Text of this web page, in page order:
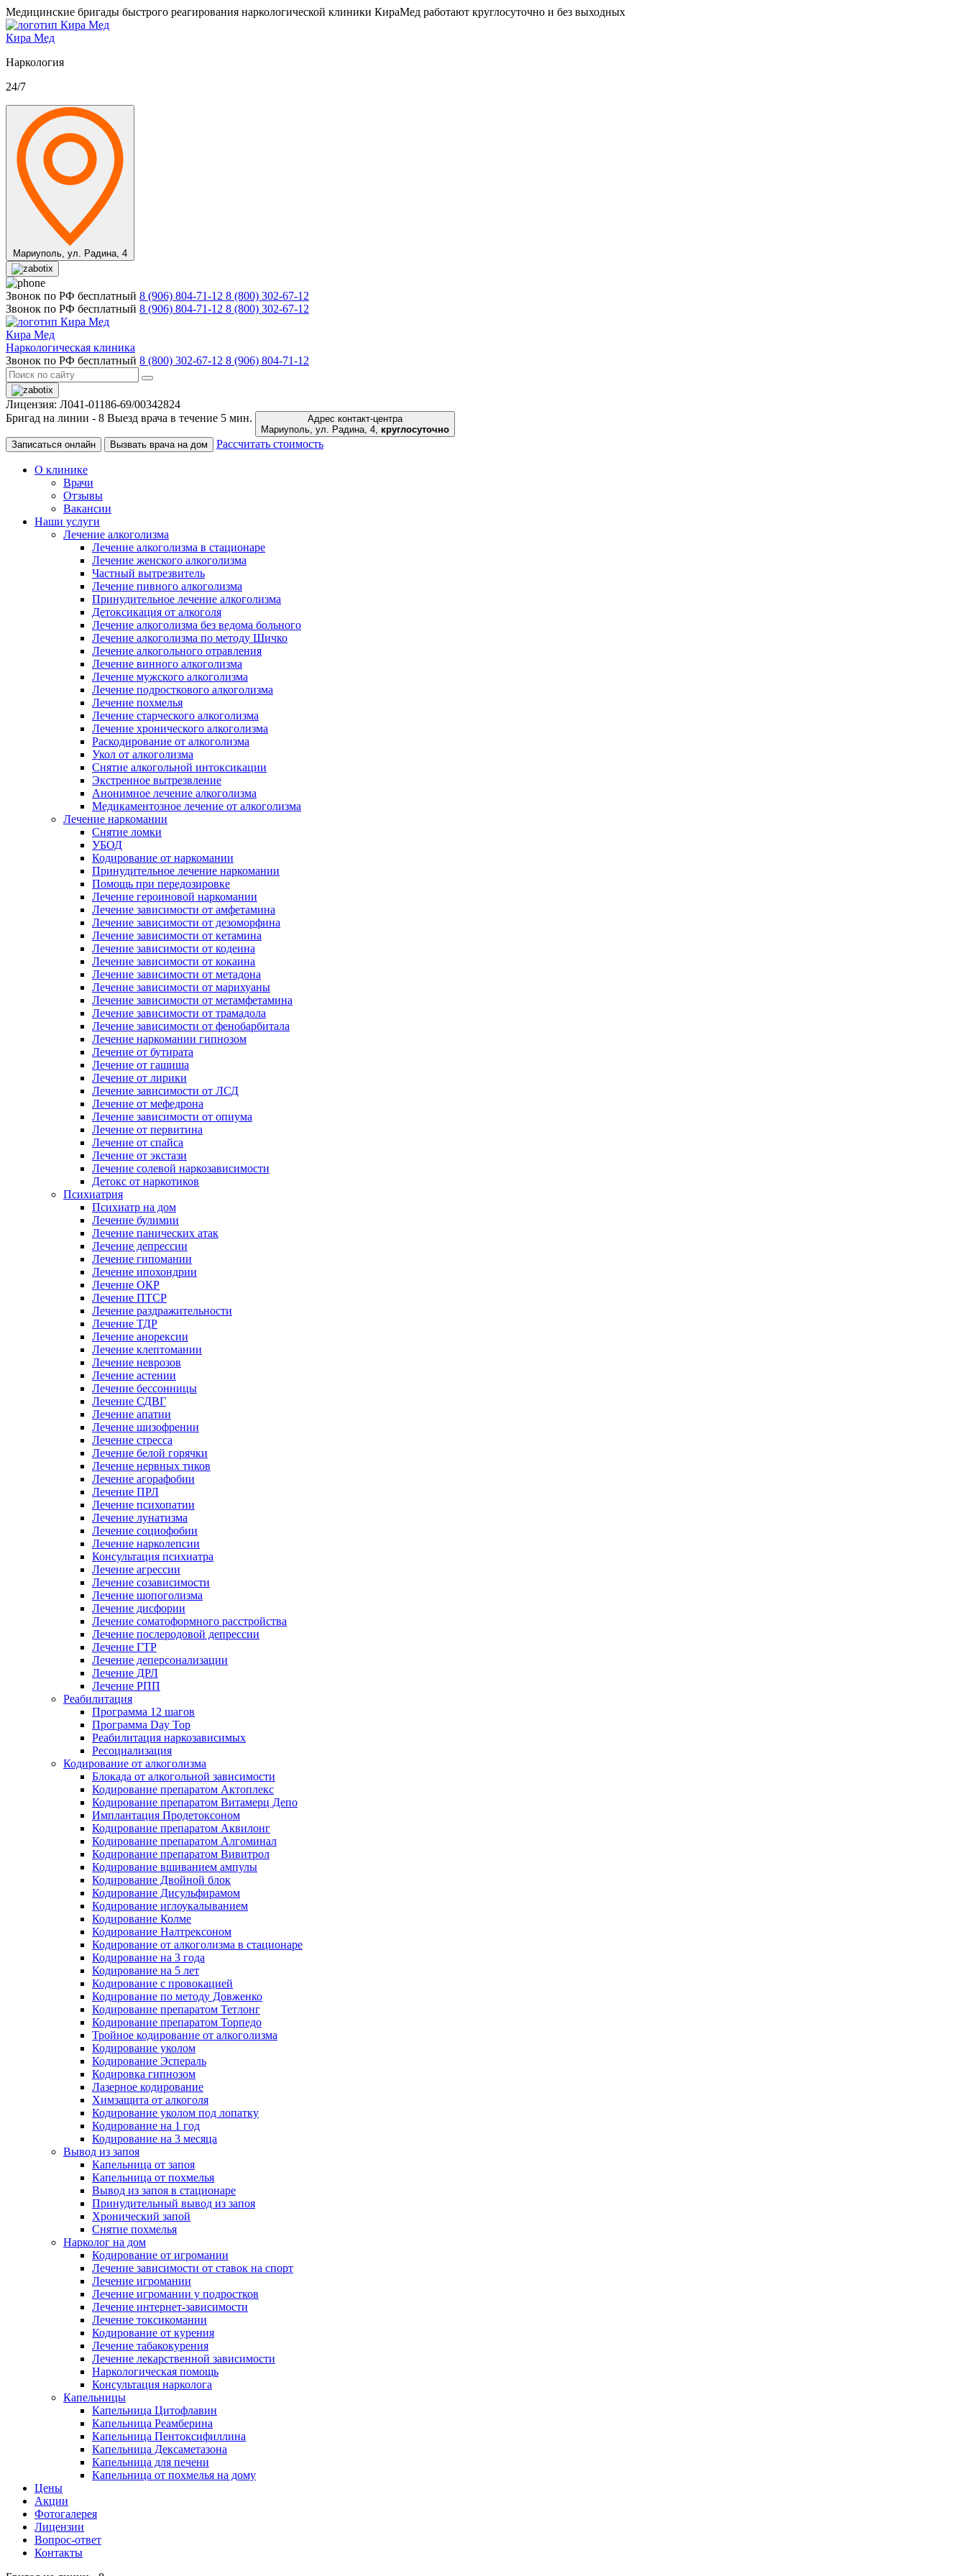
Медицинские бригады быстрого реагирования наркологической клиники КираМед работают круглосуточно и без выходных
Кира Мед
Наркология
24/7
Мариуполь, ул. Радина, 4
Звонок по РФ бесплатный 8 (906) 804-71-12 8 (800) 302-67-12
Звонок по РФ бесплатный 8 (906) 804-71-12 8 (800) 302-67-12
Кира Мед
Наркологическая клиника
Звонок по РФ бесплатный 8 (800) 302-67-12 8 (906) 804-71-12
Лицензия: Л041-01186-69/00342824
Бригад на линии - 8 Выезд врача в течение 5 мин.
Адрес контакт-центра
Мариуполь, ул. Радина, 4, круглосуточно
Записаться онлайн
Вызвать врача на дом Рассчитать стоимость
О клинике
Врачи
Отзывы
Вакансии
Наши услуги
Лечение алкоголизма
Лечение алкоголизма в стационаре
Лечение женского алкоголизма
Частный вытрезвитель
Лечение пивного алкоголизма
Принудительное лечение алкоголизма
Детоксикация от алкоголя
Лечение алкоголизма без ведома больного
Лечение алкоголизма по методу Шичко
Лечение алкогольного отравления
Лечение винного алкоголизма
Лечение мужского алкоголизма
Лечение подросткового алкоголизма
Лечение похмелья
Лечение старческого алкоголизма
Лечение хронического алкоголизма
Раскодирование от алкоголизма
Укол от алкоголизма
Снятие алкогольной интоксикации
Экстренное вытрезвление
Анонимное лечение алкоголизма
Медикаментозное лечение от алкоголизма
Лечение наркомании
Снятие ломки
УБОД
Кодирование от наркомании
Принудительное лечение наркомании
Помощь при передозировке
Лечение героиновой наркомании
Лечение зависимости от амфетамина
Лечение зависимости от дезоморфина
Лечение зависимости от кетамина
Лечение зависимости от кодеина
Лечение зависимости от кокаина
Лечение зависимости от метадона
Лечение зависимости от марихуаны
Лечение зависимости от метамфетамина
Лечение зависимости от трамадола
Лечение зависимости от фенобарбитала
Лечение наркомании гипнозом
Лечение от бутирата
Лечение от гашиша
Лечение от лирики
Лечение зависимости от ЛСД
Лечение от мефедрона
Лечение зависимости от опиума
Лечение от первитина
Лечение от спайса
Лечение от экстази
Лечение солевой наркозависимости
Детокс от наркотиков
Психиатрия
Психиатр на дом
Лечение булимии
Лечение панических атак
Лечение депрессии
Лечение гипомании
Лечение ипохондрии
Лечение ОКР
Лечение ПТСР
Лечение раздражительности
Лечение ТДР
Лечение анорексии
Лечение клептомании
Лечение неврозов
Лечение астении
Лечение бессонницы
Лечение СДВГ
Лечение апатии
Лечение шизофрении
Лечение стресса
Лечение белой горячки
Лечение нервных тиков
Лечение агорафобии
Лечение ПРЛ
Лечение психопатии
Лечение лунатизма
Лечение социофобии
Лечение нарколепсии
Консультация психиатра
Лечение агрессии
Лечение созависимости
Лечение шопоголизма
Лечение дисфории
Лечение соматоформного расстройства
Лечение послеродовой депрессии
Лечение ГТР
Лечение деперсонализации
Лечение ДРЛ
Лечение РПП
Реабилитация
Программа 12 шагов
Программа Day Top
Реабилитация наркозависимых
Ресоциализация
Кодирование от алкоголизма
Блокада от алкогольной зависимости
Кодирование препаратом Актоплекс
Кодирование препаратом Витамерц Депо
Имплантация Продетоксоном
Кодирование препаратом Аквилонг
Кодирование препаратом Алгоминал
Кодирование препаратом Вивитрол
Кодирование вшиванием ампулы
Кодирование Двойной блок
Кодирование Дисульфирамом
Кодирование иглоукалыванием
Кодирование Колме
Кодирование Налтрексоном
Кодирование от алкоголизма в стационаре
Кодирование на 3 года
Кодирование на 5 лет
Кодирование с провокацией
Кодирование по методу Довженко
Кодирование препаратом Тетлонг
Кодирование препаратом Торпедо
Тройное кодирование от алкоголизма
Кодирование уколом
Кодирование Эспераль
Кодировка гипнозом
Лазерное кодирование
Химзащита от алкоголя
Кодирование уколом под лопатку
Кодирование на 1 год
Кодирование на 3 месяца
Вывод из запоя
Капельница от запоя
Капельница от похмелья
Вывод из запоя в стационаре
Принудительный вывод из запоя
Хронический запой
Снятие похмелья
Нарколог на дом
Кодирование от игромании
Лечение зависимости от ставок на спорт
Лечение игромании
Лечение игромании у подростков
Лечение интернет-зависимости
Лечение токсикомании
Кодирование от курения
Лечение табакокурения
Лечение лекарственной зависимости
Наркологическая помощь
Консультация нарколога
Капельницы
Капельница Цитофлавин
Капельница Реамберина
Капельница Пентоксифиллина
Капельница Дексаметазона
Капельница для печени
Капельница от похмелья на дому
Цены
Акции
Фотогалерея
Лицензии
Вопрос-ответ
Контакты